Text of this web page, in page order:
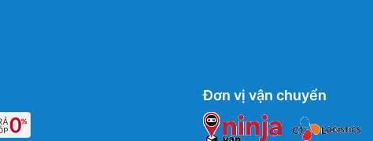
Đơn vị vận chuyển